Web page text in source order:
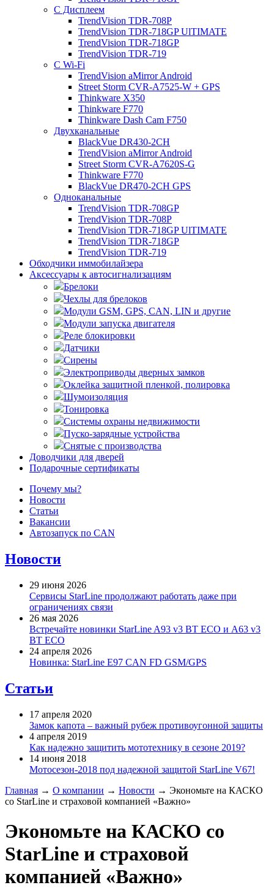
С Дисплеем
TrendVision TDR-708P
TrendVision TDR-718GP UlTIMATE
TrendVision TDR-718GP
TrendVision TDR-719
С Wi-Fi
TrendVision aMirror Android
Street Storm CVR-A7525-W + GPS
Thinkware X350
Thinkware F770
Thinkware Dash Cam F750
Двухканальные
BlackVue DR430-2CH
TrendVision aMirror Android
Street Storm CVR-A7620S-G
Thinkware F770
BlackVue DR470-2CH GPS
Одноканальные
TrendVision TDR-708GP
TrendVision TDR-708P
TrendVision TDR-718GP UlTIMATE
TrendVision TDR-718GP
TrendVision TDR-719
Обходчики иммобилайзера
Аксессуары к автосигнализациям
Брелоки
Чехлы для брелоков
Модули GSM, GPS, CAN, LIN и другие
Модули запуска двигателя
Реле блокировки
Датчики
Сирены
Электроприводы дверных замков
Оклейка защитной пленкой, полировка
Шумоизоляция
Тонировка
Системы охраны недвижимости
Пуско-зарядные устройства
Снятые с производства
Доводчики для дверей
Подарочные сертификаты
Почему мы?
Новости
Статьи
Вакансии
Автозапуск по CAN
Новости
29 июня 2026
Сервисы StarLine продолжают работать даже при
ограничениях связи
26 мая 2026
Встречайте новинки StarLine A93 v3 BT ECO и A63 v3
BT ECO
24 апреля 2026
Новинка: StarLine E97 CAN FD GSM/GPS
Статьи
17 апреля 2020
Замок капота – важный рубеж противоугонной защиты
4 апреля 2019
Как надежно защитить мототехнику в сезоне 2019?
14 июня 2018
Мотосезон-2018 под надежной защитой StarLine V67!
Главная → О компании → Новости → Экономьте на КАСКО
со StarLine и страховой компанией «Важно»
Экономьте на КАСКО со
StarLine и страховой
компанией «Важно»